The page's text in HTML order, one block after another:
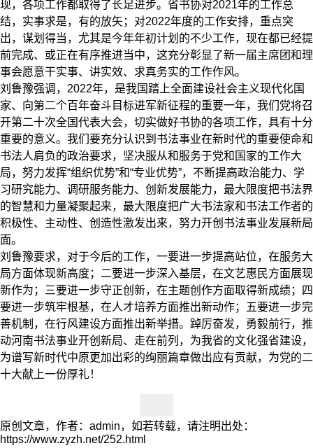
现，各项工作都取得了长足进步。省书协对2021年的工作总
结，实事求是，有的放矢；对2022年度的工作安排，重点突
出，谋划得当，尤其是今年年初计划的不少工作，现在都已经提
前完成、或正在有序推进当中，这充分彰显了新一届主席团和理
事会愿意干实事、讲实效、求真务实的工作作风。
刘鲁豫强调，2022年，是我国踏上全面建设社会主义现代化国
家、向第二个百年奋斗目标进军新征程的重要一年，我们党将召
开第二十次全国代表大会，切实做好书协的各项工作，具有十分
重要的意义。我们要充分认识到书法事业在新时代的重要使命和
书法人肩负的政治要求，坚决服从和服务于党和国家的工作大
局，努力发挥“组织优势”和“专业优势”，不断提高政治能力、学
习研究能力、调研服务能力、创新发展能力，最大限度把书法界
的智慧和力量凝聚起来，最大限度把广大书法家和书法工作者的
积极性、主动性、创造性激发出来，努力开创书法事业发展新局
面。
刘鲁豫要求，对于今后的工作，一要进一步提高站位，在服务大
局方面体现新高度；二要进一步深入基层，在文艺惠民方面展现
新作为；三要进一步守正创新，在主题创作方面取得新成绩；四
要进一步筑牢根基，在人才培养方面推出新动作；五要进一步完
善机制，在行风建设方面推出新举措。踔厉奋发，勇毅前行，推
动河南书法事业开创新局、走在前列，为我省的文化强省建设，
为谱写新时代中原更加出彩的绚丽篇章做出应有贡献，为党的二
十大献上一份厚礼！
原创文章，作者：admin，如若转载，请注明出处：
https://www.zyzh.net/252.html